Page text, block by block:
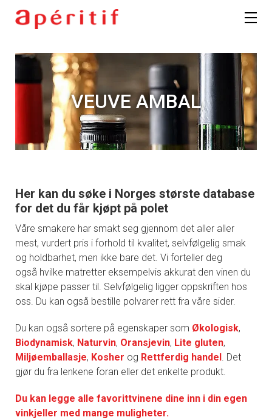
VEUVE AMBAL
Her kan du søke i Norges største database
for det du får kjøpt på polet
Våre smakere har smakt seg gjennom det aller aller
mest, vurdert pris i forhold til kvalitet, selvfølgelig smak
og holdbarhet, men ikke bare det. Vi forteller deg
også hvilke matretter eksempelvis akkurat den vinen du
skal kjøpe passer til. Selvfølgelig ligger oppskriften hos
oss. Du kan også bestille polvarer rett fra våre sider.
Du kan også sortere på egenskaper som Økologisk,
Biodynamisk, Naturvin, Oransjevin, Lite gluten,
Miljøemballasje, Kosher og Rettferdig handel. Det
gjør du fra lenkene foran eller det enkelte produkt.
Du kan legge alle favorittvinene dine inn i din egen
vinkjeller med mange muligheter.